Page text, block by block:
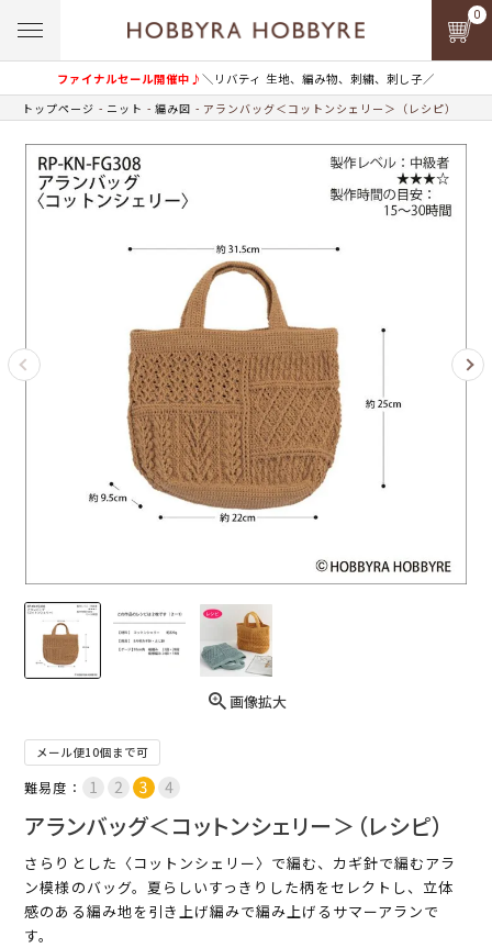
ファイナルセール開催中♪＼リバティ 生地、編み物、刺繍、刺し子／
0
トップページ ニット 編み図 アランバッグ＜コットンシェリー＞（レシピ）
画像拡大
メール便10個まで可
難易度：
アランバッグ＜コットンシェリー＞（レシピ）
さらりとした〈コットンシェリー〉で編む、カギ針で編むアラ
ン模様のバッグ。夏らしいすっきりした柄をセレクトし、立体
感のある編み地を引き上げ編みで編み上げるサマーアランで
す。